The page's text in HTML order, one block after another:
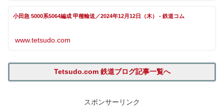
小田急 5000系5064編成 甲種輸送／2024年12月12日（木） - 鉄道コム
www.tetsudo.com
Tetsudo.com 鉄道ブログ記事一覧へ
スポンサーリンク